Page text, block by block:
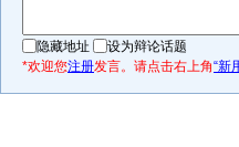
隐藏地址
设为辩论话题
*欢迎您注册发言。请点击右上角“新